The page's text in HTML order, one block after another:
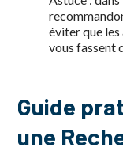
éviter que
vous fassent
Guide
une